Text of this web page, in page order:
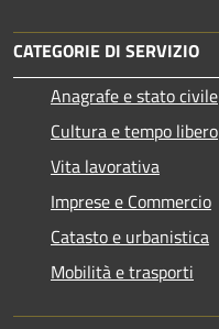
CATEGORIE DI SERVIZIO
Anagrafe e stato civile
Cultura e tempo libero
Vita lavorativa
Imprese e Commercio
Catasto e urbanistica
Mobilità e trasporti